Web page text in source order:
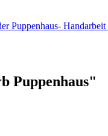
Puppenhaus-
Puppenhaus"